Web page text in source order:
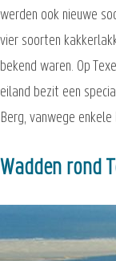
werden ook nieuwe
vier soorten
bekend waren. Op
eiland bezit een
Berg, vanwege
Wadden rond